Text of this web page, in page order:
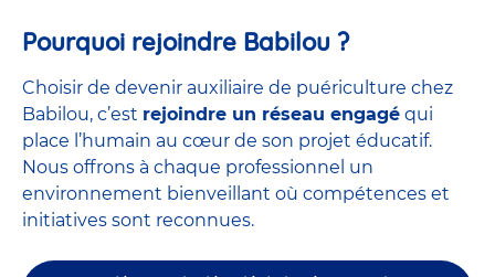
Pourquoi rejoindre Babilou ?
Choisir de devenir auxiliaire de puériculture chez
Babilou, c’est rejoindre un réseau engagé qui
place l’humain au cœur de son projet éducatif.
Nous offrons à chaque professionnel un
environnement bienveillant où compétences et
initiatives sont reconnues.